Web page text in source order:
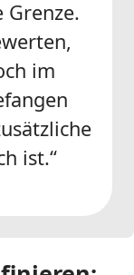
Grenze.
im
ist.“